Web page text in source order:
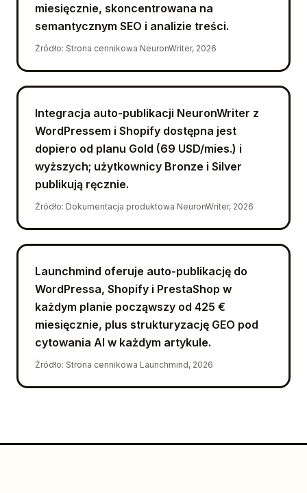
miesięcznie, skoncentrowana na
semantycznym SEO i analizie treści.
Źródło: Strona cennikowa NeuronWriter, 2026
Integracja auto-publikacji NeuronWriter z
WordPressem i Shopify dostępna jest
dopiero od planu Gold (69 USD/mies.) i
wyższych; użytkownicy Bronze i Silver
publikują ręcznie.
Źródło: Dokumentacja produktowa NeuronWriter, 2026
Launchmind oferuje auto-publikację do
WordPressa, Shopify i PrestaShop w
każdym planie począwszy od 425 €
miesięcznie, plus strukturyzację GEO pod
cytowania AI w każdym artykule.
Źródło: Strona cennikowa Launchmind, 2026